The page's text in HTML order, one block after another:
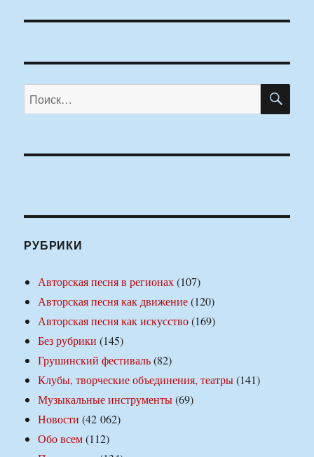
Искать:
РУБРИКИ
Авторская песня в регионах(107)
Авторская песня как движение(120)
Авторская песня как искусство(169)
Без рубрики (145)
Грушинский фестиваль(82)
Клубы, творческие объединения, театры(141)
Музыкальные инструменты(69)
Новости (42 062)
Обо всем(112)